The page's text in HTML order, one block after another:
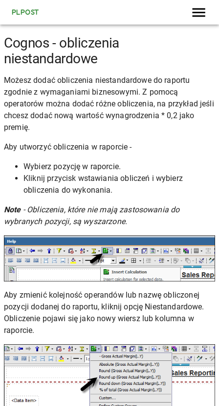
PLPOST
Cognos - obliczenia
niestandardowe
Możesz dodać obliczenia niestandardowe do raportu
zgodnie z wymaganiami biznesowymi. Z pomocą
operatorów można dodać różne obliczenia, na przykład jeśli
chcesz dodać nową wartość wynagrodzenia * 0,2 jako
premię.
Aby utworzyć obliczenia w raporcie -
Wybierz pozycję w raporcie.
Kliknij przycisk wstawiania obliczeń i wybierz
obliczenia do wykonania.
Note- Obliczenia, które nie mają zastosowania do
wybranych pozycji, są wyszarzone.
Aby zmienić kolejność operandów lub nazwę obliczonej
pozycji dodanej do raportu, kliknij opcję Niestandardowe.
Obliczenie pojawi się jako nowy wiersz lub kolumna w
raporcie.